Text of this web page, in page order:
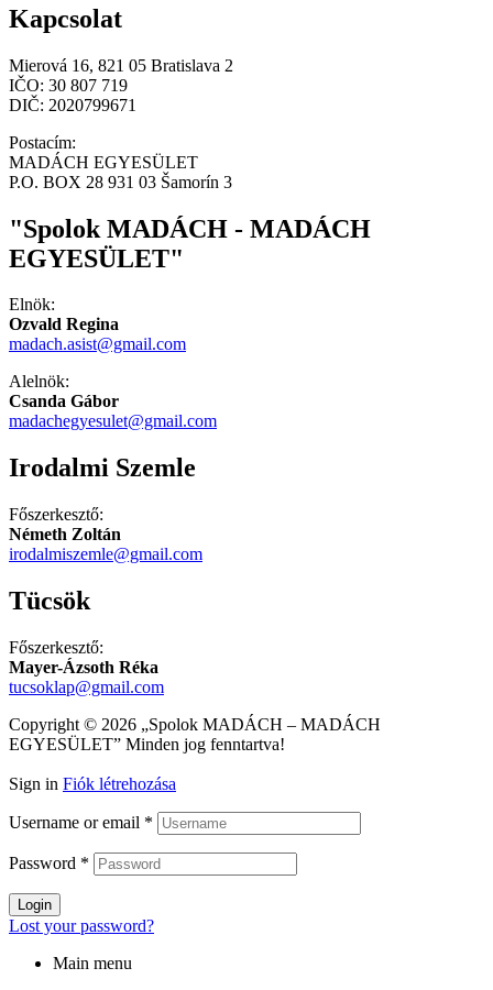
Kapcsolat
Mierová 16, 821 05 Bratislava 2
IČO: 30 807 719
DIČ: 2020799671
Postacím:
MADÁCH EGYESÜLET
P.O. BOX 28 931 03 Šamorín 3
"Spolok MADÁCH - MADÁCH
EGYESÜLET"
Elnök:
Ozvald Regina
madach.asist@gmail.com
Alelnök:
Csanda Gábor
madachegyesulet@gmail.com
Irodalmi Szemle
Főszerkesztő:
Németh Zoltán
irodalmiszemle@gmail.com
Tücsök
Főszerkesztő:
Mayer-Ázsoth Réka
tucsoklap@gmail.com
Copyright © 2026 „Spolok MADÁCH – MADÁCH
EGYESÜLET” Minden jog fenntartva!
Sign in Fiók létrehozása
Username or email *
Password *
Login
Lost your password?
Main menu